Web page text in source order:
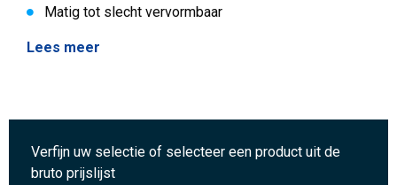
Matig tot slecht vervormbaar
Lees meer
Verfijn uw selectie of selecteer een product uit de
bruto prijslijst